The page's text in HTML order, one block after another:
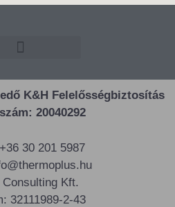
K&H Felelősségbiztosítás
20040292
30 201 5987
Consulting Kft.
32111989-2-43